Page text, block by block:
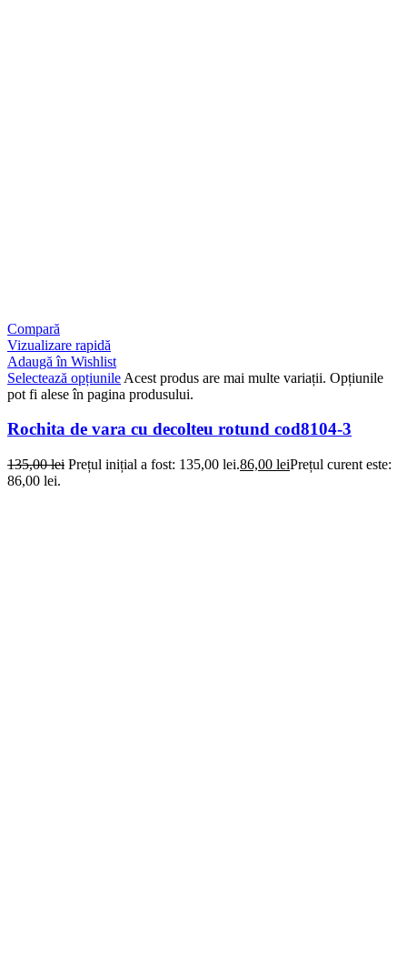
Compară
Vizualizare rapidă
Adaugă în Wishlist
Selectează opțiunile Acest produs are mai multe variații. Opțiunile
pot fi alese în pagina produsului.
Rochita de vara cu decolteu rotund cod8104-3
135,00lei Prețul inițial a fost: 135,00 lei.86,00 leiPrețul curent este:
86,00 lei.